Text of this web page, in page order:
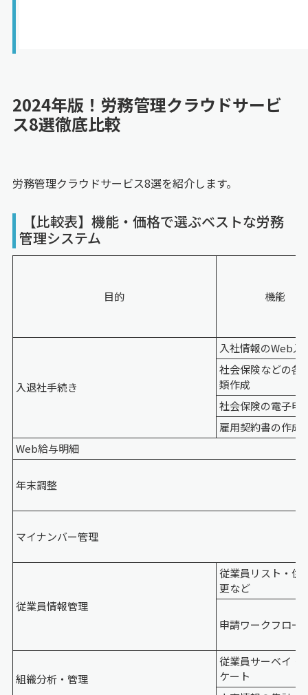
2024年版！労務管理クラウドサービ
ス8選徹底比較
労務管理クラウドサービス8選を紹介します。
【比較表】機能・価格で選ぶベストな労務
管理システム
目的 機能
入退社手続き
入社情報のWeb入
社会保険などの各
類作成
社会保険の電子申
雇用契約書の作成
Web給与明細
年末調整
マイナンバー管理
従業員情報管理
従業員リスト・住
更など
申請ワークフロー
組織分析・管理
従業員サーベイ・
ケート